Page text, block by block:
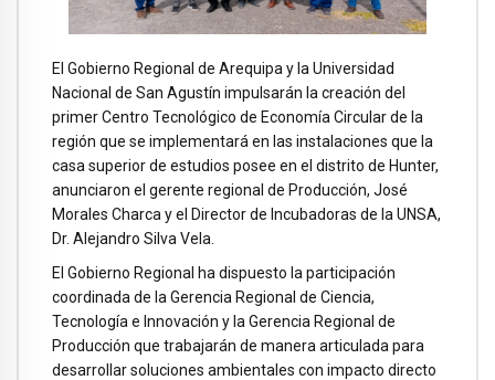
El Gobierno Regional de Arequipa y la Universidad
Nacional de San Agustín impulsarán la creación del
primer Centro Tecnológico de Economía Circular de la
región que se implementará en las instalaciones que la
casa superior de estudios posee en el distrito de Hunter,
anunciaron el gerente regional de Producción, José
Morales Charca y el Director de Incubadoras de la UNSA,
Dr. Alejandro Silva Vela.
El Gobierno Regional ha dispuesto la participación
coordinada de la Gerencia Regional de Ciencia,
Tecnología e Innovación y la Gerencia Regional de
Producción que trabajarán de manera articulada para
desarrollar soluciones ambientales con impacto directo